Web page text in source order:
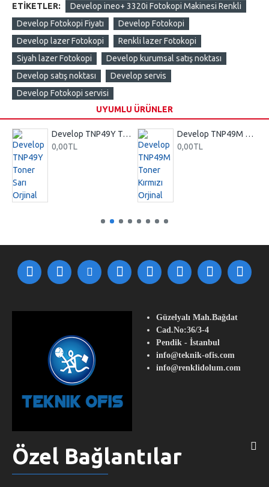
ETIKETLER:
Develop ineo+ 3320i Fotokopi Makinesi Renkli
Develop Fotokopi Fiyatı
Develop Fotokopi
Develop lazer Fotokopi
Renkli lazer Fotokopi
Siyah lazer Fotokopi
Develop kurumsal satış noktası
Develop satış noktası
Develop servis
Develop Fotokopi servisi
UYUMLU ÜRÜNLER
Develop TNP49Y Toner Sarı Orjinal
0,00TL
Develop TNP49M Toner Kırmızı Orjinal
0,00TL
Güzelyalı Mah.Bağdat
Cad.No:36/3-4
Pendik - İstanbul
info@teknik-ofis.com
info@renklidolum.com
Özel Bağlantılar